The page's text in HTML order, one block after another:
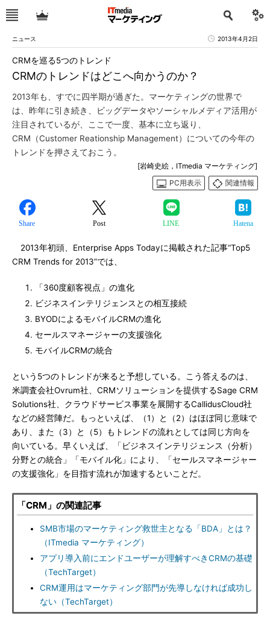
ニュース 2013年4月2日
CRMのトレンドはどこへ向かうのか？
CRMを巡る5つのトレンド
2013年も、すでに四半期が過ぎた。マーケティングの世界で
は、昨年に引き続き、ビッグデータやソーシャルメディア活用が
注目されているが、ここで一度、基本に立ち返り、
CRM（Customer Reationship Management）についての今年の
トレンドを押さえておこう。
[岩崎史絵，ITmedia マーケティング]
PC用表示
関連情報
Share Post LINE Hatena
2013年初頭、Enterprise Apps Todayに掲載された記事“Top5
CRM Trends for 2013”では、
「360度顧客視点」の進化
ビジネスインテリジェンスとの相互接続
BYODによるモバイルCRMの進化
セールスマネージャーの支援強化
モバイルCRMの統合
という5つのトレンドが来ると予想している。こう答えるのは、
米調査会社Ovrum社、CRMソリューションを提供するSage CRM
Solutions社、クラウドサービス事業を展開するCallidusCloud社
などの経営陣だ。もっといえば、（1）と（2）はほぼ同じ意味で
あり、また（3）と（5）もトレンドの流れとしては同じ方向を
向いている。早くいえば、「ビジネスインテリジェンス（分析）
分野との統合」「モバイル化」により、「セールスマネージャー
の支援強化」を目指す流れが加速するといことだ。
「CRM」の関連記事
SMB市場のマーケティング救世主となる「BDA」とは？
（ITmedia マーケティング）
アプリ導入前にエンドユーザーが理解すべきCRMの基礎
（TechTarget）
CRM運用はマーケティング部門が先導しなければ成功し
ない（TechTarget）